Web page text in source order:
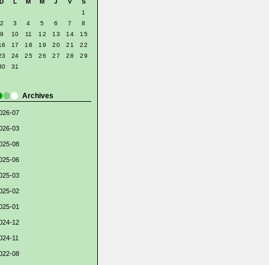
D L M M J V
S
1
2
3 4 5 6 7
8
9
10 11 12 13 14
15
17 18 19 20 21
22
24 25 26 27 28
29
31
Archives
07
03
08
06
03
02
01
12
11
08